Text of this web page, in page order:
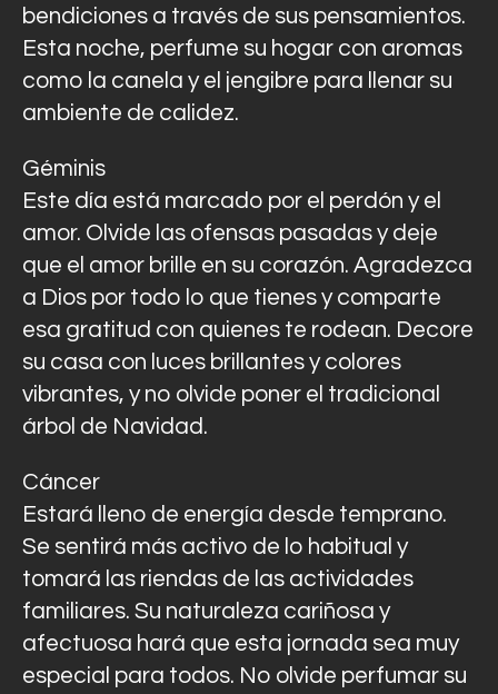
bendiciones a través de sus pensamientos.
Esta noche, perfume su hogar con aromas
como la canela y el jengibre para llenar su
ambiente de calidez.
Géminis
Este día está marcado por el perdón y el
amor. Olvide las ofensas pasadas y deje
que el amor brille en su corazón. Agradezca
a Dios por todo lo que tienes y comparte
esa gratitud con quienes te rodean. Decore
su casa con luces brillantes y colores
vibrantes, y no olvide poner el tradicional
árbol de Navidad.
Cáncer
Estará lleno de energía desde temprano.
Se sentirá más activo de lo habitual y
tomará las riendas de las actividades
familiares. Su naturaleza cariñosa y
afectuosa hará que esta jornada sea muy
especial para todos. No olvide perfumar su